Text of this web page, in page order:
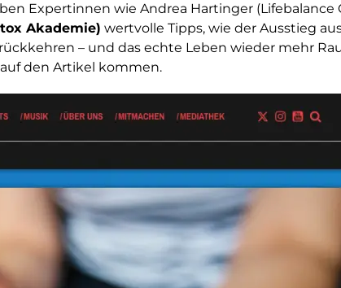
Expertinnen wie Andrea Hartinger (Lifebalance
Akademie) wertvolle Tipps, wie der Ausstieg
– und das echte Leben wieder mehr
den Artikel kommen.